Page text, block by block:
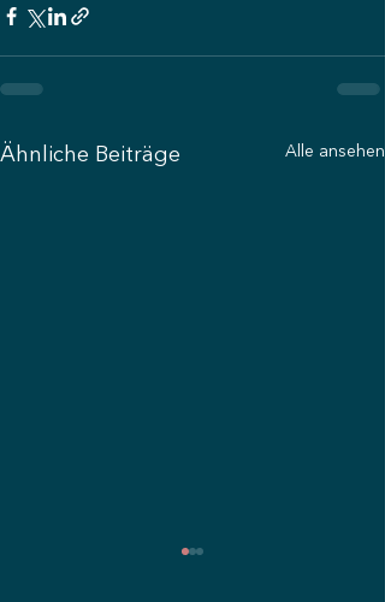
Ähnliche Beiträge Alle ansehen